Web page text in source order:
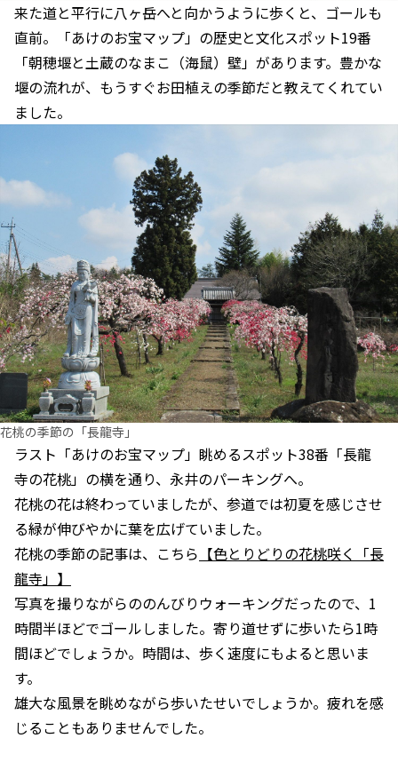
来た道と平行に八ヶ岳へと向かうように歩くと、ゴールも
直前。「あけのお宝マップ」の歴史と文化スポット19番
「朝穂堰と土蔵のなまこ（海鼠）壁」があります。豊かな
堰の流れが、もうすぐお田植えの季節だと教えてくれてい
ました。
花桃の季節の「長龍寺」
ラスト「あけのお宝マップ」眺めるスポット38番「長龍
寺の花桃」の横を通り、永井のパーキングへ。
花桃の花は終わっていましたが、参道では初夏を感じさせ
る緑が伸びやかに葉を広げていました。
花桃の季節の記事は、こちら 【色とりどりの花桃咲く「長
龍寺」】
写真を撮りながらののんびりウォーキングだったので、1
時間半ほどでゴールしました。寄り道せずに歩いたら1時
間ほどでしょうか。時間は、歩く速度にもよると思いま
す。
雄大な風景を眺めながら歩いたせいでしょうか。疲れを感
じることもありませんでした。